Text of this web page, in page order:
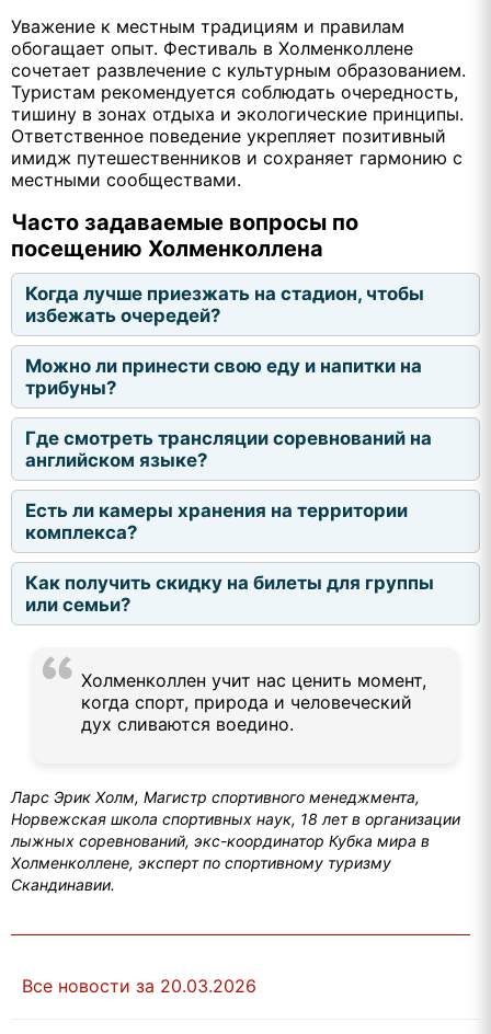
Уважение к местным традициям и правилам
обогащает опыт. Фестиваль в Холменколлене
сочетает развлечение с культурным образованием.
Туристам рекомендуется соблюдать очередность,
тишину в зонах отдыха и экологические принципы.
Ответственное поведение укрепляет позитивный
имидж путешественников и сохраняет гармонию с
местными сообществами.
Часто задаваемые вопросы по
посещению Холменколлена
Когда лучше приезжать на стадион, чтобы
избежать очередей?
Можно ли принести свою еду и напитки на
трибуны?
Где смотреть трансляции соревнований на
английском языке?
Есть ли камеры хранения на территории
комплекса?
Как получить скидку на билеты для группы
или семьи?
Холменколлен учит нас ценить момент,
когда спорт, природа и человеческий
дух сливаются воедино.
Ларс Эрик Холм, Магистр спортивного менеджмента,
Норвежская школа спортивных наук, 18 лет в организации
лыжных соревнований, экс-координатор Кубка мира в
Холменколлене, эксперт по спортивному туризму
Скандинавии.
Все новости за 20.03.2026